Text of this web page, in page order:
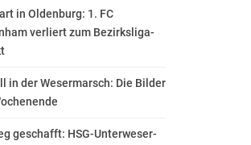
in Oldenburg: 1. FC
verliert zum Bezirksliga-
in der Wesermarsch: Die Bilder
geschafft: HSG-Unterweser-